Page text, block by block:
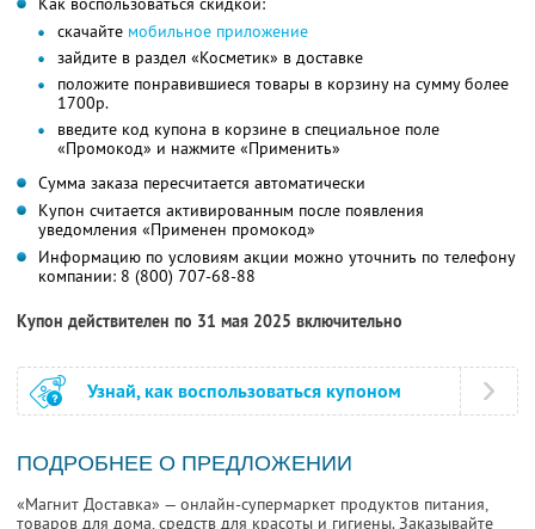
скачайте мобильное приложение
зайдите в раздел «Косметик» в доставке
положите понравившиеся товары в корзину на сумму более
1700р.
введите код купона в корзине в специальное поле
«Промокод» и нажмите «Применить»
Сумма заказа пересчитается автоматически
Купон считается активированным после появления
уведомления «Применен промокод»
Информацию по условиям акции можно уточнить по телефону
компании: 8 (800) 707-68-88
Купон действителен по 31 мая 2025 включительно
Узнай, как воспользоваться купоном
ПОДРОБНЕЕ О ПРЕДЛОЖЕНИИ
«Магнит Доставка» — онлайн-супермаркет продуктов питания,
товаров для дома, средств для красоты и гигиены. Заказывайте